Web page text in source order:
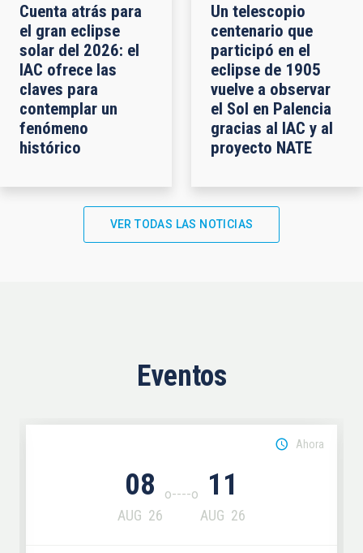
Cuenta atrás para
el gran eclipse
solar del 2026: el
IAC ofrece las
claves para
contemplar un
fenómeno
histórico
Un telescopio
centenario que
participó en el
eclipse de 1905
vuelve a observar
el Sol en Palencia
gracias al IAC y al
proyecto NATE
VER TODAS LAS NOTICIAS
Eventos
08
AUG 26
11
AUG 26
Ahora